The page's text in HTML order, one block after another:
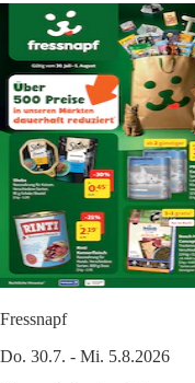
Fressnapf
Do. 30.7. - Mi. 5.8.2026